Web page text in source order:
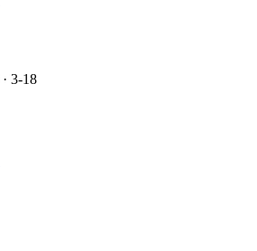
· 3-18